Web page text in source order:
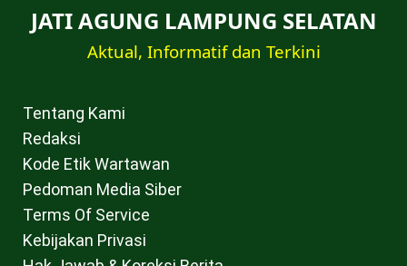
JATI AGUNG LAMPUNG SELATAN
Aktual, Informatif dan Terkini
Tentang Kami
Redaksi
Kode Etik Wartawan
Pedoman Media Siber
Terms Of Service
Kebijakan Privasi